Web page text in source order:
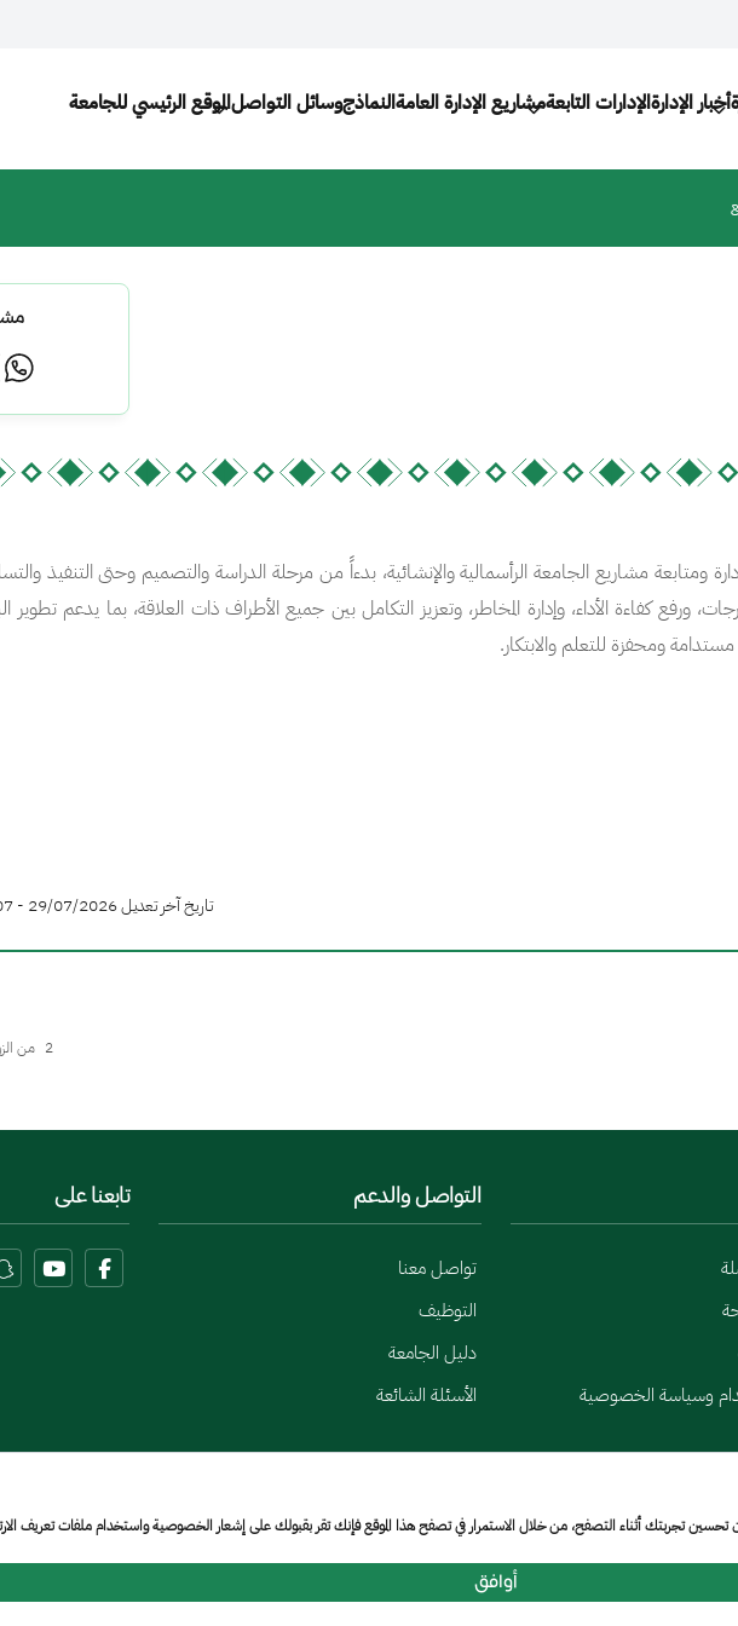
Mainأخبار الإدارةالإدارات التابعةمشاريع الإدارة العامةالنماذجوسائل التواصلالموقع الرئيسي للجامعة
ومتابعة مشاريع الجامعة الرأسمالية والإنشائية، بدءاً من مرحلة الدراسة والتصميم وحتى التنفيذ
ورفع كفاءة الأداء، وإدارة المخاطر، وتعزيز التكامل بين جميع الأطراف ذات العلاقة، بما يدعم تطوير
ومحفزة للتعلم والابتكار.
تاريخ آخر تعديل 29/07/2026 - 13:07 بتوقيت المملكة العربية السعودية
2 من
وسياسة الخصوصية
التواصل والدعم
تواصل معنا
التوظيف
دليل الجامعة
الأسئلة الشائعة
تابعنا على
تجربتك أثناء التصفح، من خلال الاستمرار في تصفح هذا الموقع فإنك تقر بقبولك على إشعار الخصوصية واستخدام ملفات تعريف
أوافق